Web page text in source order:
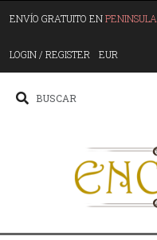
ENVÍO GRATUITO ENPENINSULA
LOGIN / REGISTER EUR